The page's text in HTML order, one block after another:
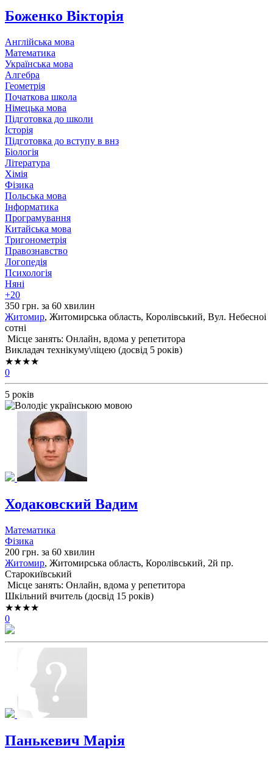
Боженко Вікторія
Англійська мова
Математика
Українська мова
Алгебра
Геометрія
Початкова школа
Німецька мова
Підготовка до школи
Історія
Підготовка до вступу в внз
Біологія
Література
Хімія
Фізика
Польська мова
Інформатика
Програмування
Китайська мова
Тригонометрія
Правознавство
Логопедія
Психологія
Няні
+20
350 грн. за 60 хвилин
Житомир, Житомирська область, Королівський, Вул. Небесноі
сотні
Місце занять: Онлайн, вдома у репетитора
Викладач технікуму\ліцею (досвід 5 років)
★★★★
0
5 років
Ходаковский Вадим
Математика
Фізика
200 грн. за 60 хвилин
Житомир, Житомирська область, Королівський, 2й пр.
Старокиївський
Місце занять: Онлайн, вдома у репетитора
Шкільний вчитель (досвід 15 років)
★★★★
0
Панькевич Марія